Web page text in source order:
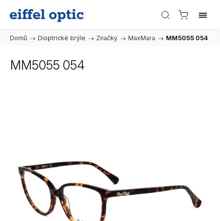
Domů / Dioptrické brýle / Značky / MaxMara / MM5055 054
MM5055 054